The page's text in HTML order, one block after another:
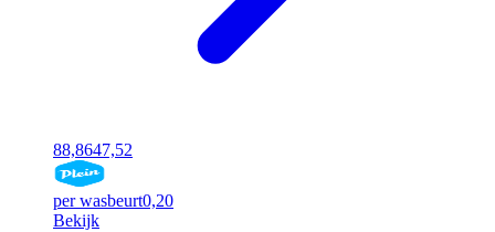
88,8647,52
per wasbeurt0,20
Bekijk